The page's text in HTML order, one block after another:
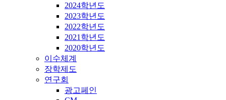
2024학년도
2023학년도
2022학년도
2021학년도
2020학년도
이수체계
장학제도
연구회
광고페인